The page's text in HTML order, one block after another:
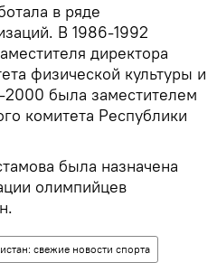
в ряде
В 1986-1992
директора
физической культуры и
2000 была заместителем
комитета Республики
была назначена
олимпийцев
свежие новости спорта